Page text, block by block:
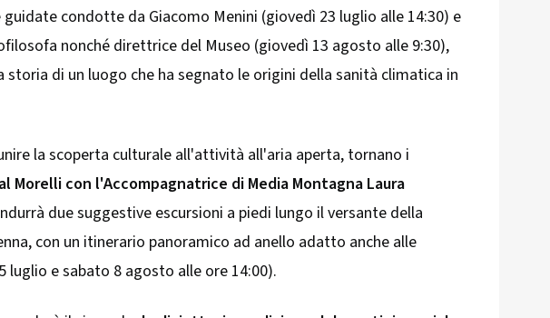
guidate condotte da Giacomo Menini (giovedì 23 luglio alle 14:30) e
nonché direttrice del Museo (giovedì 13 agosto alle 9:30),
storia di un luogo che ha segnato le origini della sanità climatica in
la scoperta culturale all'attività all'aria aperta, tornano i
Morelli con l'Accompagnatrice di Media Montagna Laura
due suggestive escursioni a piedi lungo il versante della
con un itinerario panoramico ad anello adatto anche alle
luglio e sabato 8 agosto alle ore 14:00).